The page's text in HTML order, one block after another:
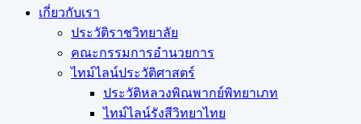
เกี่ยวกับเรา
ประวัติราชวิทยาลัย
คณะกรรมการอำนวยการ
ไทม์ไลน์ประวัติศาสตร์
ประวัติหลวงพิณพากย์พิทยาเภท
ไทม์ไลน์รังสีวิทยาไทย